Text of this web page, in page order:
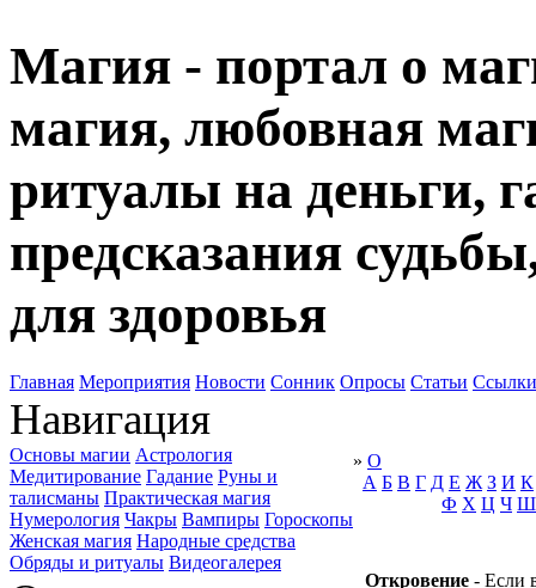
Магия - портал о
магия, любовная
ритуалы на деньги,
предсказания
для здоровья
Главная Мероприятия Новости Сонник Опросы Статьи Ссылки
Навигация
Основы магии Астрология
Медитирование Гадание Руны и
талисманы Практическая магия
Нумерология Чакры Вампиры Гороскопы
Женская магия Народные средства
Обряды и ритуалы Видеогалерея
» О
А Б В Г Д Е Ж З И К
Ф Х Ц Ч Ш
Откровение - Если